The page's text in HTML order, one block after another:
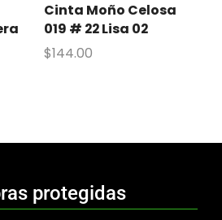
Cinta Moño Celosa
019 # 22 Lisa 02
$144.00
protegidas